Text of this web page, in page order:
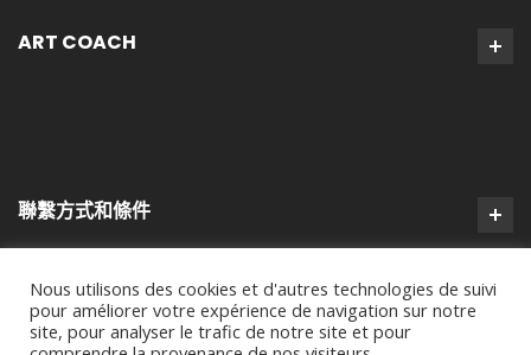
ART COACH
聯繫方式和條件
Nous utilisons des cookies et d'autres technologies de suivi
pour améliorer votre expérience de navigation sur notre
site, pour analyser le trafic de notre site et pour